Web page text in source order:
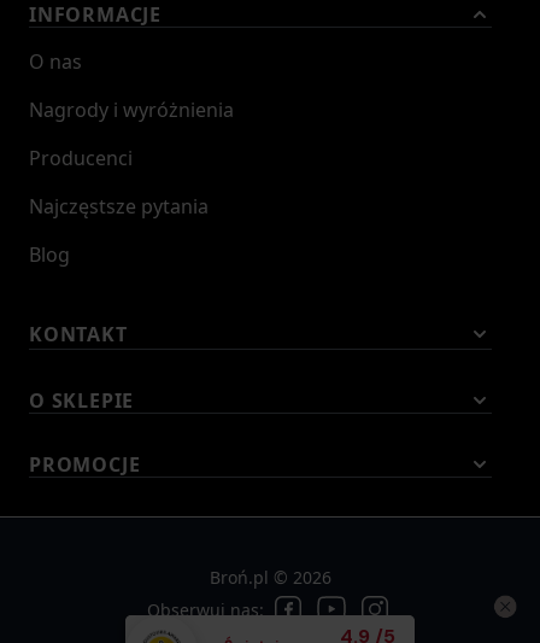
Średnia ocena
4.9 /5
INFORMACJE
O nas
Nagrody i wyróżnienia
Producenci
Najczęstsze pytania
Blog
KONTAKT
O SKLEPIE
PROMOCJE
Broń.pl © 2026
Obserwuj nas: